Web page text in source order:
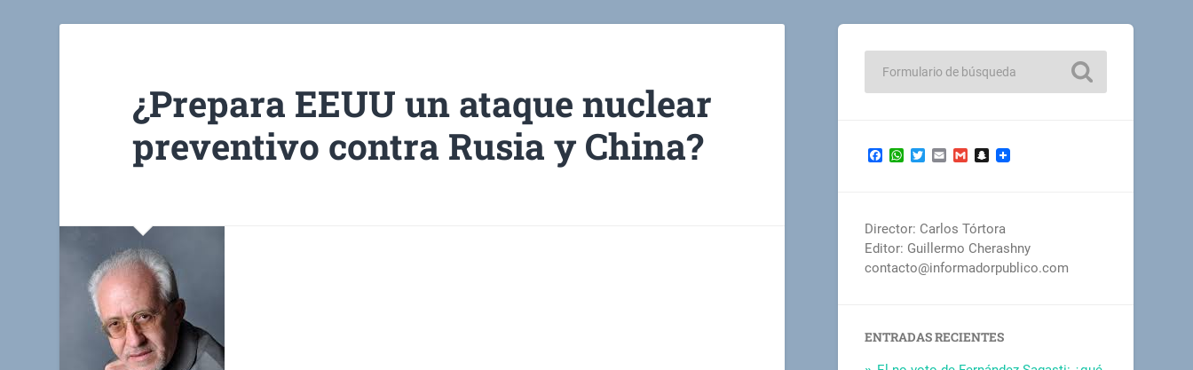
¿Prepara EEUU un ataque nuclear
preventivo contra Rusia y China?
Facebook
WhatsApp
TwitterEmailGmailSnapchat
Director: Carlos Tórtora
Editor: Guillermo Cherashny
contacto@informadorpublico.com
ENTRADAS RECIENTES